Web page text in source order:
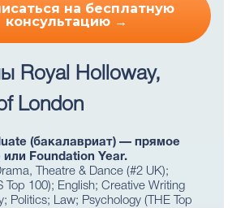
на бесплатную
консультацию →
Royal Holloway,
London
(бакалавриат) — прямое
или Foundation Year.
Theatre & Dance (#2 UK);
Top 100); English; Creative Writing
Politics; Law; Psychology (THE Top